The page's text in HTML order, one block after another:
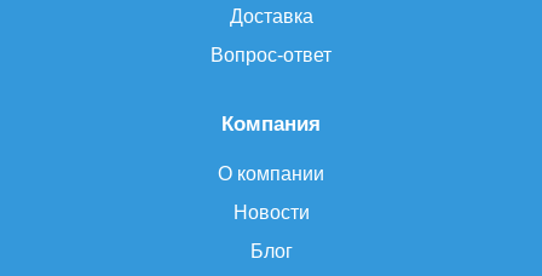
Компания
О компании
Новости
Блог
Доставка
Вопрос-ответ